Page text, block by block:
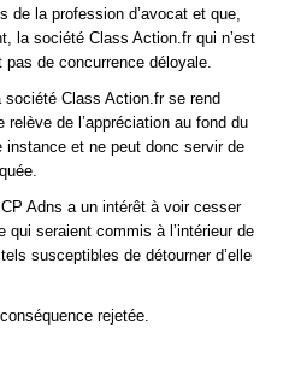
de la profession d’avocat et que,
la société Class Action.fr qui n’est
de concurrence déloyale.
Class Action.fr se rend
de l’appréciation au fond du
instance et ne peut donc servir de
Adns a un intérêt à voir cesser
qui seraient commis à l’intérieur de
susceptibles de détourner d’elle
rejetée.